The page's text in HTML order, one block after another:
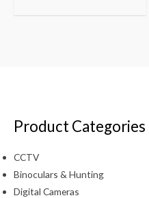
Product Categories
CCTV
Binoculars & Hunting
Digital Cameras